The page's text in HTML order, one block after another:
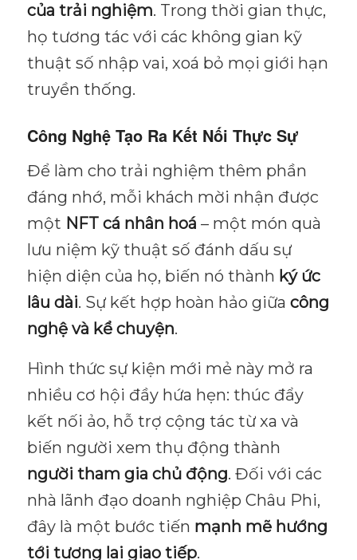
của trải nghiệm. Trong thời gian thực,
họ tương tác với các không gian kỹ
thuật số nhập vai, xoá bỏ mọi giới hạn
truyền thống.
Công Nghệ Tạo Ra Kết Nối Thực Sự
Để làm cho trải nghiệm thêm phần
đáng nhớ, mỗi khách mời nhận được
một NFT cá nhân hoá – một món quà
lưu niệm kỹ thuật số đánh dấu sự
hiện diện của họ, biến nó thành ký ức
lâu dài. Sự kết hợp hoàn hảo giữa công
nghệ và kể chuyện.
Hình thức sự kiện mới mẻ này mở ra
nhiều cơ hội đầy hứa hẹn: thúc đẩy
kết nối ảo, hỗ trợ cộng tác từ xa và
biến người xem thụ động thành
người tham gia chủ động. Đối với các
nhà lãnh đạo doanh nghiệp Châu Phi,
đây là một bước tiến mạnh mẽ hướng
tới tương lai giao tiếp.